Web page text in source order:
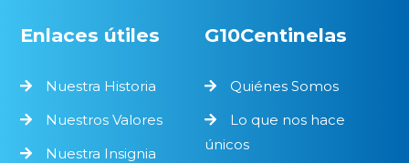
Enlaces útiles
Nuestra Historia
Nuestros Valores
Nuestra Insignia
G10Centinelas
Quiénes Somos
Lo que nos hace
únicos